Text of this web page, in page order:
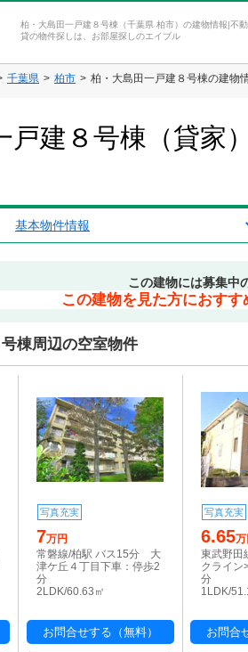
柏・大島田一戸建８号棟（千葉県 柏市）の建物情報|不
貸の物件探しは、お部屋探しのエイブル
千葉県 柏市 柏・大島田一戸建８号棟の建物
戸建８号棟（貸家
基本物件情報
この建物には募集中
この建物を見た方におす
棟周辺の空室物件
写真充実
7万円
常磐線/柏駅 バス15分 大
津ケ丘４丁目下車：停歩2
分
2LDK/60.63㎡
お問合せする（無料）
写真充実
6.65万
東武野田
クライン
分
1LDK/
お問合